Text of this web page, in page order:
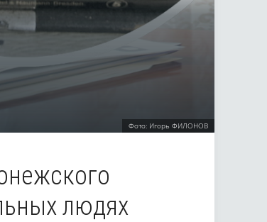
Фото: Игорь ФИЛОНОВ
людях